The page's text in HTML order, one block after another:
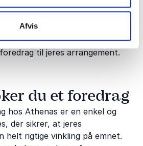
Afvis
os, så hjælper vi jer med at
til jeres arrangement.
du et foredrag
hos Athenas er en enkel og
der sikrer, at jeres
helt rigtige vinkling på emnet.